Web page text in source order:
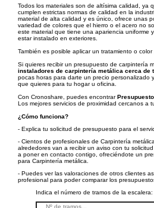
Todos los materiales son de altísima calidad, ya
cumplen estrictas normas de calidad en la
material de alta calidad y es único, ofrece unas
variedad de colores que el hierro o el acero no
este material que tiene una apariencia uniforme
estar instalado en exteriores.
También es posible aplicar un tratamiento o color
Si quieres recibir un presupuesto de carpintería
instaladores de carpintería metálica cerca de
pocas horas para darte un precio personalizado
que quieres para tu hogar u oficina.
Con Cronoshare, puedes encontrar
Los mejores servicios de proximidad cercanos a
¿Cómo funciona?
- Explica tu solicitud de presupuesto para el
- Cientos de profesionales de Carpintería
alrededores van a recibir un aviso con tu
a poner en contacto contigo, ofreciéndote un
para Carpintería metálica.
- Puedes ver las valoraciones de otros clientes
profesional para poder comparar los
Indica el número de tramos de la escalera: